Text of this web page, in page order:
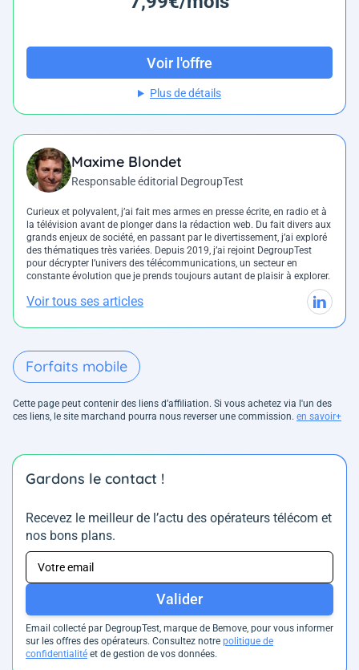
Voir l'offre
Plus de détails
Maxime Blondet
Responsable éditorial DegroupTest
Curieux et polyvalent, j’ai fait mes armes en presse écrite, en radio et à
la télévision avant de plonger dans la rédaction web. Du fait divers aux
grands enjeux de société, en passant par le divertissement, j’ai exploré
des thématiques très variées. Depuis 2019, j’ai rejoint DegroupTest
pour décrypter l’univers des télécommunications, un secteur en
constante évolution que je prends toujours autant de plaisir à explorer.
Voir tous ses articles
Forfaits mobile
Cette page peut contenir des liens d’affiliation. Si vous achetez via l'un des
ces liens, le site marchand pourra nous reverser une commission. en savoir+
Gardons le contact !
Recevez le meilleur de l’actu des opérateurs télécom et
nos bons plans.
Valider
Email collecté par DegroupTest, marque de Bemove, pour vous informer
sur les offres des opérateurs. Consultez notre politique de
confidentialité et de gestion de vos données.